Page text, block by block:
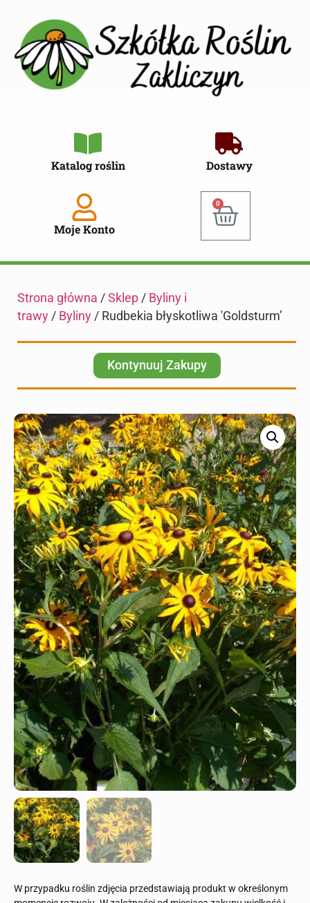
Katalog roślin Dostawy
Moje Konto
0
Strona główna / Sklep / Byliny i
trawy / Byliny / Rudbekia błyskotliwa 'Goldsturm’
Kontynuuj Zakupy
W przypadku roślin zdjęcia przedstawiają produkt w określonym